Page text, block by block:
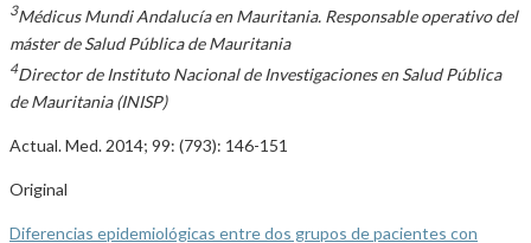
3Médicus Mundi Andalucía en Mauritania. Responsable operativo del
máster de Salud Pública de Mauritania
4Director de Instituto Nacional de Investigaciones en Salud Pública
de Mauritania (INISP)
Actual. Med. 2014; 99: (793): 146-151
Original
Diferencias epidemiológicas entre dos grupos de pacientes con